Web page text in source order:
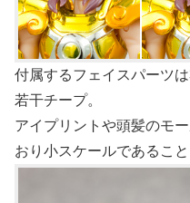
付属するフェイスパーツ
若干チープ。
アイプリントや頭髪のモ
おり小スケールであるこ